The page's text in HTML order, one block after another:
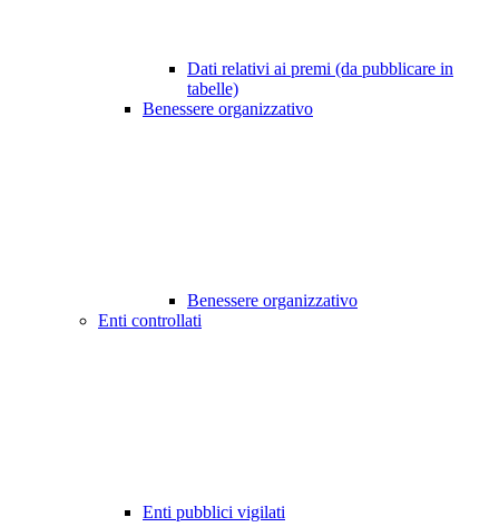
Dati relativi ai premi (da pubblicare in
tabelle)
Benessere organizzativo
Benessere organizzativo
Enti controllati
Enti pubblici vigilati